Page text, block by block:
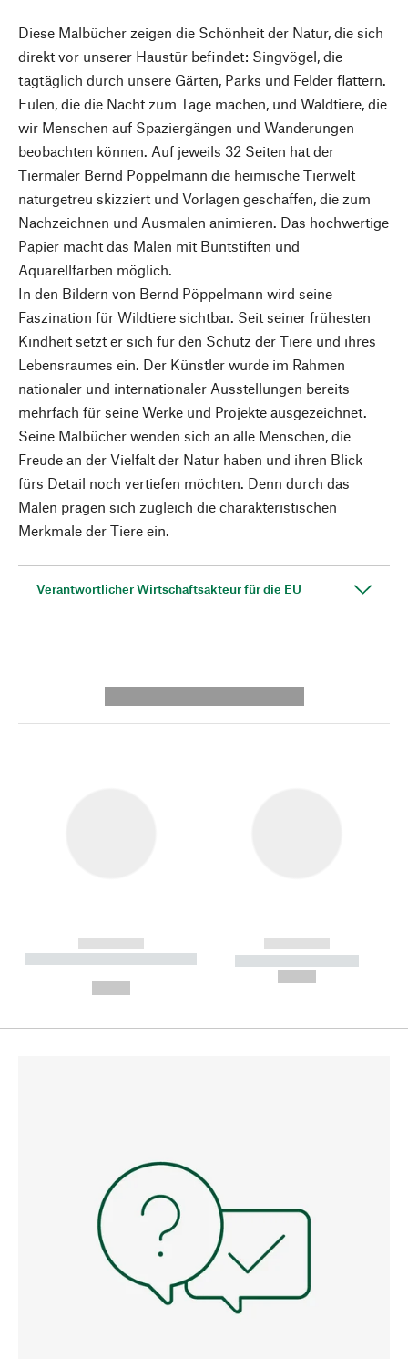
Diese Malbücher zeigen die Schönheit der Natur, die sich
direkt vor unserer Haustür befindet: Singvögel, die
tagtäglich durch unsere Gärten, Parks und Felder flattern.
Eulen, die die Nacht zum Tage machen, und Waldtiere, die
wir Menschen auf Spaziergängen und Wanderungen
beobachten können. Auf jeweils 32 Seiten hat der
Tiermaler Bernd Pöppelmann die heimische Tierwelt
naturgetreu skizziert und Vorlagen geschaffen, die zum
Nachzeichnen und Ausmalen animieren. Das hochwertige
Papier macht das Malen mit Buntstiften und
Aquarellfarben möglich.
In den Bildern von Bernd Pöppelmann wird seine
Faszination für Wildtiere sichtbar. Seit seiner frühesten
Kindheit setzt er sich für den Schutz der Tiere und ihres
Lebensraumes ein. Der Künstler wurde im Rahmen
nationaler und internationaler Ausstellungen bereits
mehrfach für seine Werke und Projekte ausgezeichnet.
Seine Malbücher wenden sich an alle Menschen, die
Freude an der Vielfalt der Natur haben und ihren Blick
fürs Detail noch vertiefen möchten. Denn durch das
Malen prägen sich zugleich die charakteristischen
Merkmale der Tiere ein.
Verantwortlicher Wirtschaftsakteur für die EU
------------
----------- ----------- --------
------------
----------- -----------